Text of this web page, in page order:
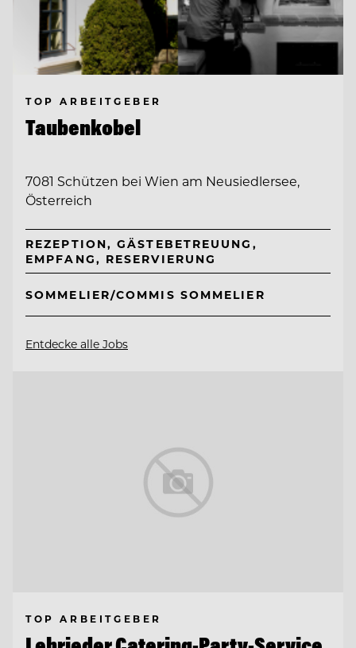
TOP ARBEITGEBER
Taubenkobel
7081 Schützen bei Wien am Neusiedlersee,
Österreich
REZEPTION, GÄSTEBETREUUNG,
EMPFANG, RESERVIERUNG
SOMMELIER/COMMIS SOMMELIER
Entdecke alle Jobs
TOP ARBEITGEBER